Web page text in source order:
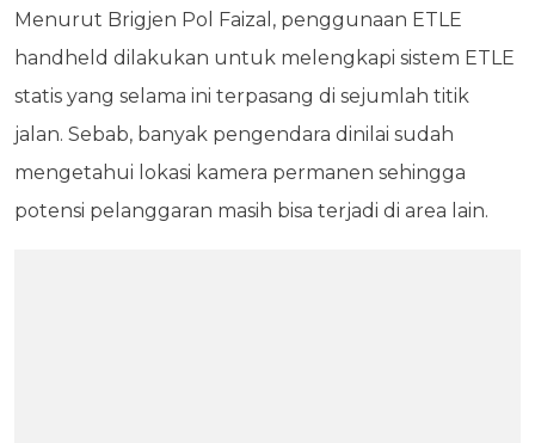
Menurut Brigjen Pol Faizal, penggunaan ETLE
handheld dilakukan untuk melengkapi sistem ETLE
statis yang selama ini terpasang di sejumlah titik
jalan. Sebab, banyak pengendara dinilai sudah
mengetahui lokasi kamera permanen sehingga
potensi pelanggaran masih bisa terjadi di area lain.